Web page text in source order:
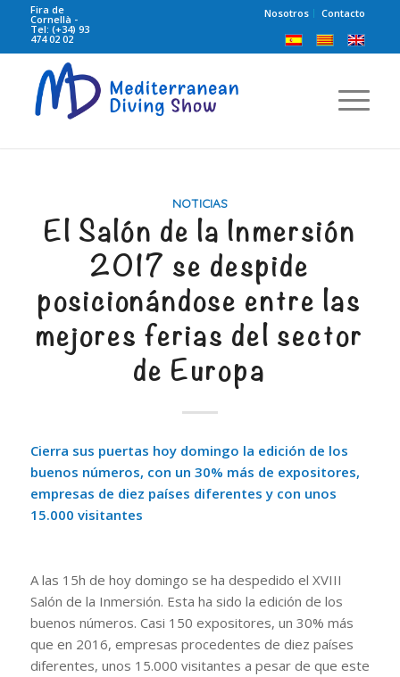
Nosotros Contacto
Fira de
Cornellà -
Tel: (+34) 93
474 02 02
NOTICIAS
El Salón de la Inmersión
2017 se despide
posicionándose entre las
mejores ferias del sector
de Europa
Cierra sus puertas hoy domingo la edición de los
buenos números, con un 30% más de expositores,
empresas de diez países diferentes y con unos
15.000 visitantes
A las 15h de hoy domingo se ha despedido el XVIII
Salón de la Inmersión. Esta ha sido la edición de los
buenos números. Casi 150 expositores, un 30% más
que en 2016, empresas procedentes de diez países
diferentes, unos 15.000 visitantes a pesar de que este